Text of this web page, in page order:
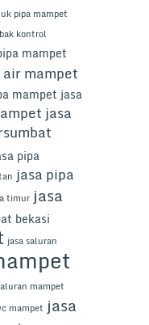
pipa mampet
bak kontrol
mampet
air mampet
mampet jasa
jasa
pipa
jasa pipa
timur jasa
bekasi
jasa saluran
mampet
mampet jasa